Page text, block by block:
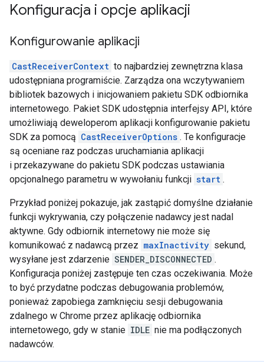
Konfiguracja i opcje aplikacji
Konfigurowanie aplikacji
CastReceiverContext to najbardziej zewnętrzna klasa
udostępniana programiście. Zarządza ona wczytywaniem
bibliotek bazowych i inicjowaniem pakietu SDK odbiornika
internetowego. Pakiet SDK udostępnia interfejsy API, które
umożliwiają deweloperom aplikacji konfigurowanie pakietu
SDK za pomocą CastReceiverOptions . Te konfiguracje
są oceniane raz podczas uruchamiania aplikacji
i przekazywane do pakietu SDK podczas ustawiania
opcjonalnego parametru w wywołaniu funkcji start .
Przykład poniżej pokazuje, jak zastąpić domyślne działanie
funkcji wykrywania, czy połączenie nadawcy jest nadal
aktywne. Gdy odbiornik internetowy nie może się
komunikować z nadawcą przez maxInactivity sekund,
wysyłane jest zdarzenie SENDER_DISCONNECTED .
Konfiguracja poniżej zastępuje ten czas oczekiwania. Może
to być przydatne podczas debugowania problemów,
ponieważ zapobiega zamknięciu sesji debugowania
zdalnego w Chrome przez aplikację odbiornika
internetowego, gdy w stanie IDLE nie ma podłączonych
nadawców.